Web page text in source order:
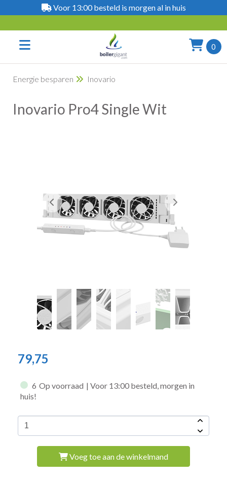
Voor 13:00 besteld is morgen al in huis
0
Energie besparen Inovario
Inovario Pro4 Single Wit
79,75
6 Op voorraad | Voor 13:00 besteld, morgen in
huis!
Voeg toe aan de winkelmand